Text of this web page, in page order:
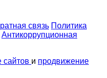
связь Политика
Антикоррупционная
сайтов и продвижение